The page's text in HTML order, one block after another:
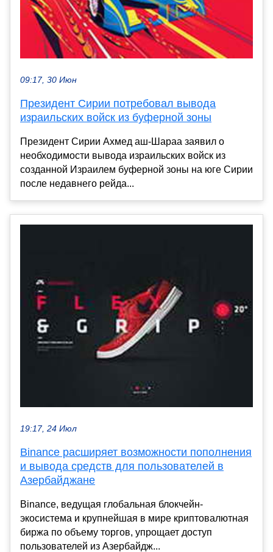
09:17, 30 Июн
Президент Сирии потребовал вывода
израильских войск из буферной зоны
Президент Сирии Ахмед аш-Шараа заявил о
необходимости вывода израильских войск из
созданной Израилем буферной зоны на юге Сирии
после недавнего рейда...
19:17, 24 Июл
Binance расширяет возможности пополнения
и вывода средств для пользователей в
Азербайджане
Binance, ведущая глобальная блокчейн-
экосистема и крупнейшая в мире криптовалютная
биржа по объему торгов, упрощает доступ
пользователей из Азербайдж...